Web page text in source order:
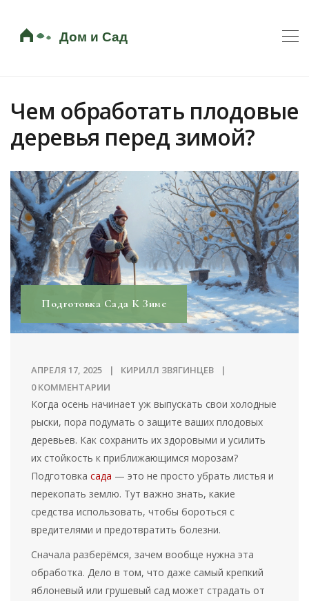
Чем обработать плодовые
деревья перед зимой?
Подготовка Сада К Зиме
АПРЕЛЯ 17, 2025
КИРИЛЛ ЗВЯГИНЦЕВ
0 КОММЕНТАРИИ
Когда осень начинает уж выпускать свои холодные
рыски, пора подумать о защите ваших плодовых
деревьев. Как сохранить их здоровыми и усилить
их стойкость к приближающимся морозам?
Подготовкасада — это не просто убрать листья и
перекопать землю. Тут важно знать, какие
средства использовать, чтобы бороться с
вредителями и предотвратить болезни.
Сначала разберёмся, зачем вообще нужна эта
обработка. Дело в том, что даже самый крепкий
яблоневый или грушевый сад может страдать от